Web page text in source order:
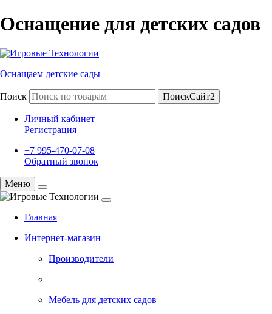
Оснащение для детских садов
Оснащаем детские сады
Поиск ПоискСайт2
Личный кабинет
Регистрация
+7 995-470-07-08
Обратный звонок
Меню
Главная
Интернет-магазин
Производители
Мебель для детских садов